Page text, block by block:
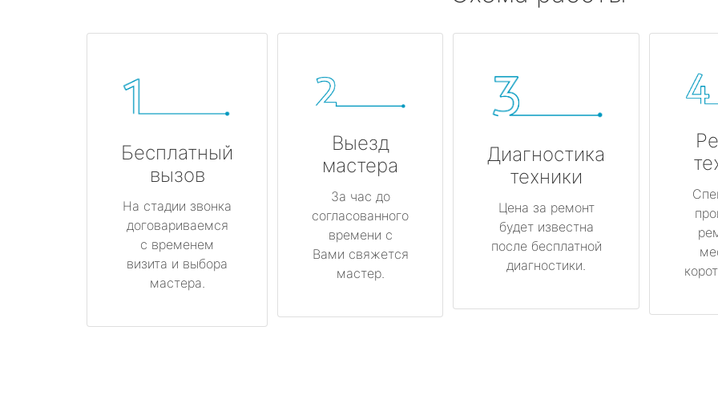
Бесплатный
вызов
На стадии звонка
договариваемся
с временем
визита и выбора
мастера.
Выезд
мастера
За час до
согласованного
времени с
Вами свяжется
мастер.
Диагностика
техники
Цена за ремонт
будет известна
после бесплатной
диагностики.